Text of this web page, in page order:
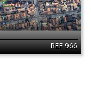
REF 966